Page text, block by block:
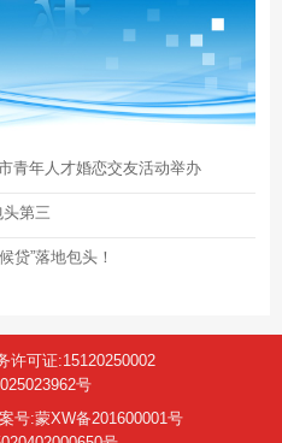
青年人才婚恋交友活动举办
第三
贷”落地包头！
许可证:15120250002
号
号:蒙XW备201600001号